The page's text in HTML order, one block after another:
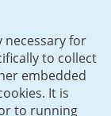
necessary for
to collect
embedded
It is
to running